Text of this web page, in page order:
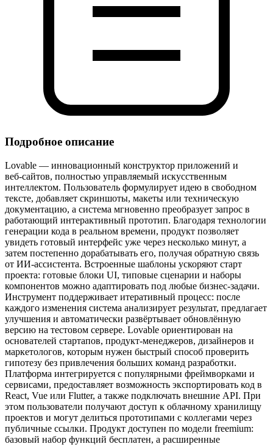
Подробное описание
Lovable — инновационный конструктор приложений и
веб‑сайтов, полностью управляемый искусственным
интеллектом. Пользователь формулирует идею в свободном
тексте, добавляет скриншоты, макеты или техническую
документацию, а система мгновенно преобразует запрос в
работающий интерактивный прототип. Благодаря технологии
генерации кода в реальном времени, продукт позволяет
увидеть готовый интерфейс уже через несколько минут, а
затем постепенно дорабатывать его, получая обратную связь
от ИИ‑ассистента. Встроенные шаблоны ускоряют старт
проекта: готовые блоки UI, типовые сценарии и наборы
компонентов можно адаптировать под любые бизнес‑задачи.
Инструмент поддерживает итеративный процесс: после
каждого изменения система анализирует результат, предлагает
улучшения и автоматически развёртывает обновлённую
версию на тестовом сервере. Lovable ориентирован на
основателей стартапов, продукт‑менеджеров, дизайнеров и
маркетологов, которым нужен быстрый способ проверить
гипотезу без привлечения больших команд разработки.
Платформа интегрируется с популярными фреймворками и
сервисами, предоставляет возможность экспортировать код в
React, Vue или Flutter, а также подключать внешние API. При
этом пользователи получают доступ к облачному хранилищу
проектов и могут делиться прототипами с коллегами через
публичные ссылки. Продукт доступен по модели freemium:
базовый набор функций бесплатен, а расширенные